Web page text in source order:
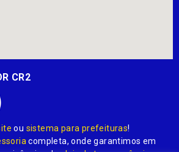
CR2
ou sistema para prefeituras!
completa, onde garantimos em